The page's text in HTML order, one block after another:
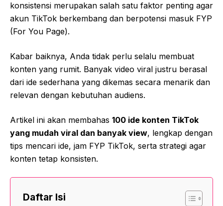
konsistensi merupakan salah satu faktor penting agar
akun TikTok berkembang dan berpotensi masuk FYP
(For You Page).
Kabar baiknya, Anda tidak perlu selalu membuat
konten yang rumit. Banyak video viral justru berasal
dari ide sederhana yang dikemas secara menarik dan
relevan dengan kebutuhan audiens.
Artikel ini akan membahas 100 ide konten TikTok
yang mudah viral dan banyak view, lengkap dengan
tips mencari ide, jam FYP TikTok, serta strategi agar
konten tetap konsisten.
Daftar Isi